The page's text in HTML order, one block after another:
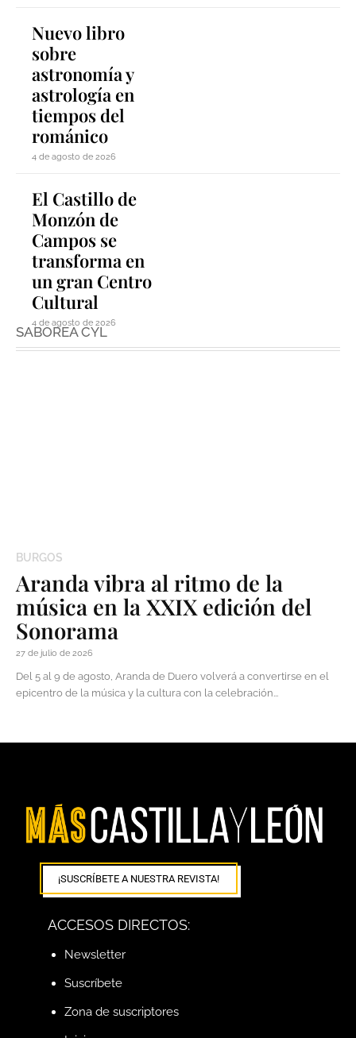
Nuevo libro
sobre
astronomía y
astrología en
tiempos del
románico
4 de agosto de 2026
El Castillo de
Monzón de
Campos se
transforma en
un gran Centro
Cultural
4 de agosto de 2026
SABOREA CYL
BURGOS
Aranda vibra al ritmo de la
música en la XXIX edición del
Sonorama
27 de julio de 2026
Del 5 al 9 de agosto, Aranda de Duero volverá a convertirse en el
epicentro de la música y la cultura con la celebración...
¡SUSCRÍBETE A NUESTRA REVISTA!
ACCESOS DIRECTOS:
Newsletter
Suscríbete
Zona de suscriptores